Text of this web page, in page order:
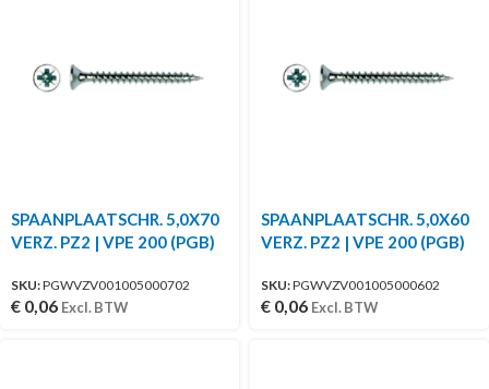
SPAANPLAATSCHR. 5,0X70
VERZ. PZ2 | VPE 200 (PGB)
SKU:PGWVZV001005000702
€ 0,06 Excl. BTW
SPAANPLAATSCHR. 5,0X60
VERZ. PZ2 | VPE 200 (PGB)
SKU:PGWVZV001005000602
€ 0,06 Excl. BTW